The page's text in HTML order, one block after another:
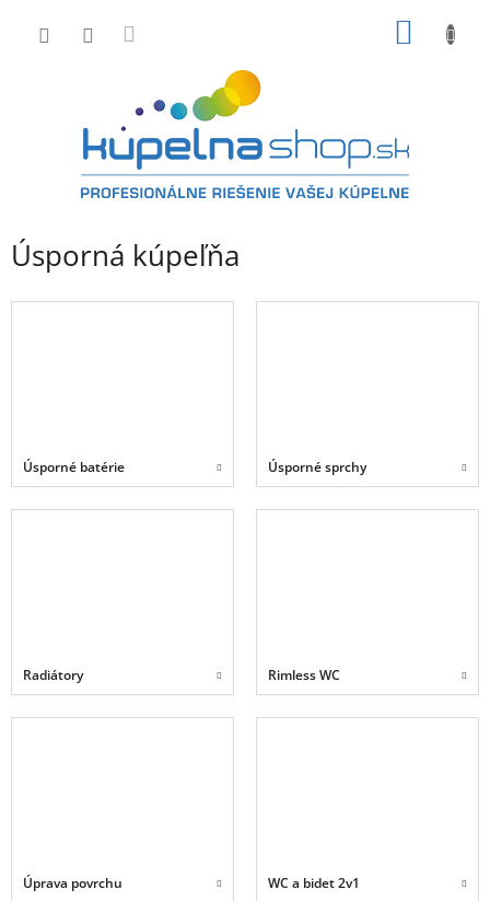
Úsporná kúpeľňa
Úsporné batérie Úsporné sprchy
Radiátory Rimless WC
Úprava povrchu WC a bidet 2v1